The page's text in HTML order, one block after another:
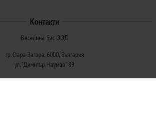
Контакти
Веселина Бис ООД
гр. Стара Загора, 6000, България
ул. "Димитър Наумов" 89